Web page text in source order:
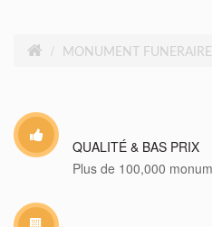
MONUMENT FUNERAIRE
QUALITÉ & BAS PRIX
Plus de 100,000